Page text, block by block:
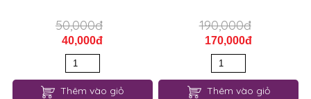
50,000đ
40,000đ
Thêm vào giỏ
190,000đ
170,000đ
Thêm vào giỏ